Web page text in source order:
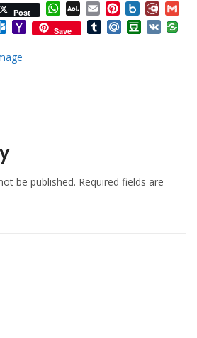
Post WhatsApp
AOL
Mail
Email Pinterest
Box.net
Outlook.com
YahooSave TumblrMail.RuDouban
VK
be published. Required fields are